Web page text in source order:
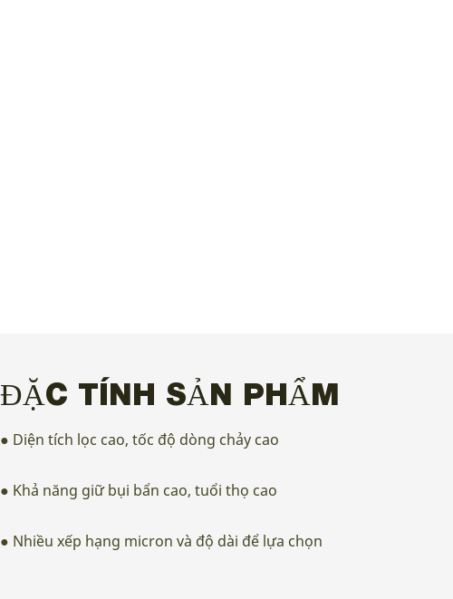
ĐẶC TÍNH SẢN PHẨM
● Diện tích lọc cao, tốc độ dòng chảy cao
● Khả năng giữ bụi bẩn cao, tuổi thọ cao
● Nhiều xếp hạng micron và độ dài để lựa chọn